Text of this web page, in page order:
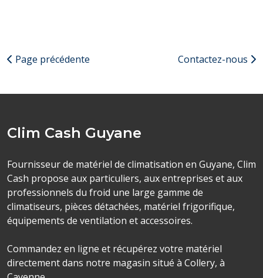
Page précédente Contactez-nous
Clim Cash Guyane
Fournisseur de matériel de climatisation en Guyane, Clim
Cash propose aux particuliers, aux entreprises et aux
professionnels du froid une large gamme de
climatiseurs, pièces détachées, matériel frigorifique,
équipements de ventilation et accessoires.
Commandez en ligne et récupérez votre matériel
directement dans notre magasin situé à Collery, à